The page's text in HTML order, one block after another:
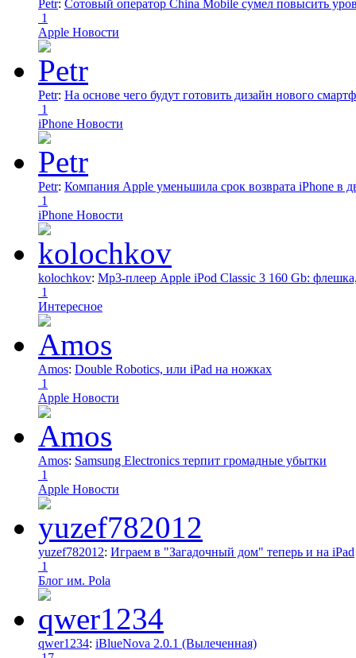
Petr: Сотовый оператор China Mobile сумел повысить
1
Apple Новости
Petr: На основе чего будут готовить дизайн нового
1
iPhone Новости
Petr: Компания Apple уменьшила срок возврата iPhone в
1
iPhone Новости
kolochkov: Mp3-плеер Apple iPod Classic 3 160 Gb:
1
Интересное
Amos: Double Robotics, или iPad на ножках
1
Apple Новости
Amos: Samsung Electronics терпит громадные убытки
1
Apple Новости
yuzef782012: Играем в "Загадочный дом" теперь и на iPad
1
Блог им. Pola
qwer1234: iBlueNova 2.0.1 (Вылеченная)